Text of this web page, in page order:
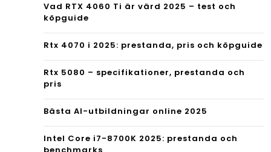
Vad RTX 4060 Ti är värd 2025 – test och
köpguide
Rtx 4070 i 2025: prestanda, pris och köpguide
Rtx 5080 – specifikationer, prestanda och
pris
Bästa AI-utbildningar online 2025
Intel Core i7-8700K 2025: prestanda och